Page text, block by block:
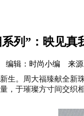
列”：映见真
编辑：时尚小编 来
生。周大福臻献全
，于璀璨方寸间交织